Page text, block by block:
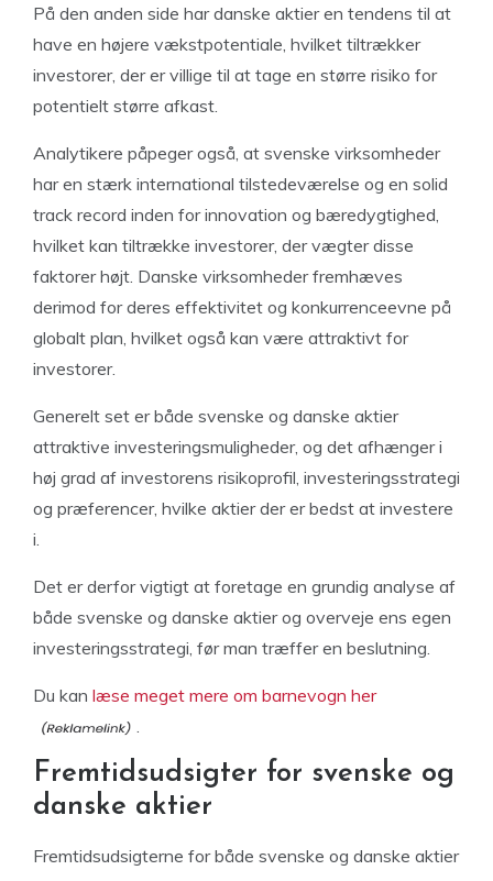
På den anden side har danske aktier en tendens til at
have en højere vækstpotentiale, hvilket tiltrækker
investorer, der er villige til at tage en større risiko for
potentielt større afkast.
Analytikere påpeger også, at svenske virksomheder
har en stærk international tilstedeværelse og en solid
track record inden for innovation og bæredygtighed,
hvilket kan tiltrække investorer, der vægter disse
faktorer højt. Danske virksomheder fremhæves
derimod for deres effektivitet og konkurrenceevne på
globalt plan, hvilket også kan være attraktivt for
investorer.
Generelt set er både svenske og danske aktier
attraktive investeringsmuligheder, og det afhænger i
høj grad af investorens risikoprofil, investeringsstrategi
og præferencer, hvilke aktier der er bedst at investere
i.
Det er derfor vigtigt at foretage en grundig analyse af
både svenske og danske aktier og overveje ens egen
investeringsstrategi, før man træffer en beslutning.
Du kan læse meget mere om barnevogn her
Fremtidsudsigter for svenske og
danske aktier
Fremtidsudsigterne for både svenske og danske aktier